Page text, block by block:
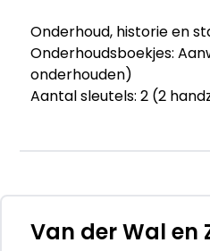
Onderhoud, historie en
Onderhoudsboekjes:
onderhouden)
Aantal sleutels: 2 (2
Beschikbare
- Garantiepakket 1 (€
Van der Wal en